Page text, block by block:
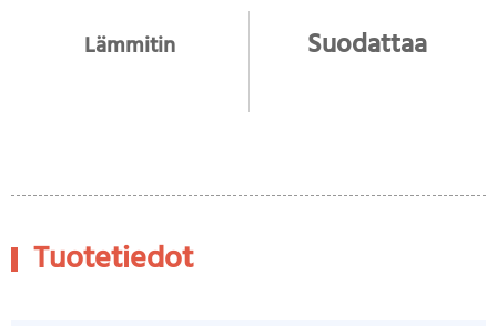
Lämmitin Suodattaa
Tuotetiedot